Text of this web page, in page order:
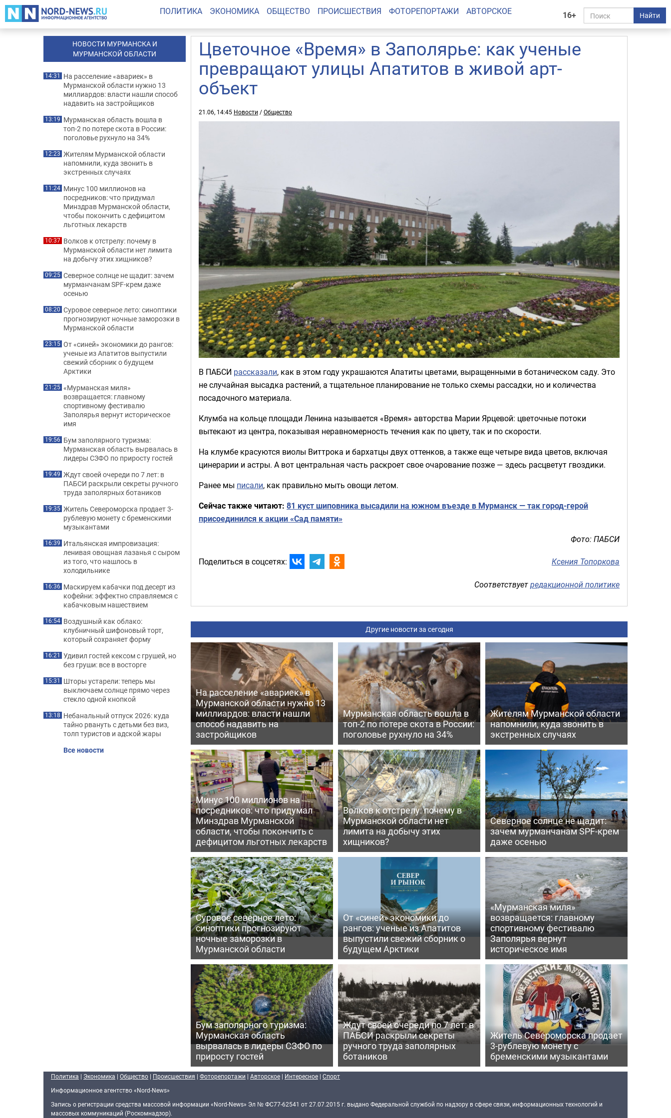
16+ Найти
ПОЛИТИКА ЭКОНОМИКА ОБЩЕСТВО ПРОИСШЕСТВИЯ ФОТОРЕПОРТАЖИ АВТОРСКОЕ
Цветочное «Время» в Заполярье: как ученые
превращают улицы Апатитов в живой арт-
объект
21.06, 14:45 Новости /Общество
В ПАБСИ рассказали, как в этом году украшаются Апатиты цветами, выращенными в ботаническом саду. Это
не случайная высадка растений, а тщательное планирование не только схемы рассадки, но и количества
посадочного материала.
Клумба на кольце площади Ленина называется «Время» авторства Марии Ярцевой: цветочные потоки
вытекают из центра, показывая неравномерность течения как по цвету, так и по скорости.
На клумбе красуются виолы Виттрока и бархатцы двух оттенков, а также еще четыре вида цветов, включая
цинерарии и астры. А вот центральная часть раскроет свое очарование позже — здесь расцветут гвоздики.
Ранее мы писали, как правильно мыть овощи летом.
Сейчас также читают: 81 куст шиповника высадили на южном въезде в Мурманск — так город-герой
присоединился к акции «Сад памяти»
Фото: ПАБСИ
Поделиться в соцсетях: Ксения Топоркова
Соответствуетредакционной политике
Другие новости за сегодня
На расселение «авариек» в
Мурманской области нужно 13
миллиардов: власти нашли
способ надавить на
застройщиков
Мурманская область вошла в
топ-2 по потере скота в России:
поголовье рухнуло на 34%
Жителям Мурманской области
напомнили, куда звонить в
экстренных случаях
Минус 100 миллионов на
посредников: что придумал
Минздрав Мурманской
области, чтобы покончить с
дефицитом льготных лекарств
Волков к отстрелу: почему в
Мурманской области нет
лимита на добычу этих
хищников?
Северное солнце не щадит:
зачем мурманчанам SPF-крем
даже осенью
Суровое северное лето:
синоптики прогнозируют
ночные заморозки в
Мурманской области
От «синей» экономики до
рангов: ученые из Апатитов
выпустили свежий сборник о
будущем Арктики
«Мурманская миля»
возвращается: главному
спортивному фестивалю
Заполярья вернут
историческое имя
Бум заполярного туризма:
Мурманская область
вырвалась в лидеры СЗФО по
приросту гостей
Ждут своей очереди по 7 лет: в
ПАБСИ раскрыли секреты
ручного труда заполярных
ботаников
Житель Североморска продает
3-рублевую монету с
бременскими музыкантами
НОВОСТИ МУРМАНСКА И
МУРМАНСКОЙ ОБЛАСТИ
14:31 На расселение «авариек» в
Мурманской области нужно 13
миллиардов: власти нашли способ
надавить на застройщиков
13:19 Мурманская область вошла в
топ-2 по потере скота в России:
поголовье рухнуло на 34%
12:23 Жителям Мурманской области
напомнили, куда звонить в
экстренных случаях
11:24 Минус 100 миллионов на
посредников: что придумал
Минздрав Мурманской области,
чтобы покончить с дефицитом
льготных лекарств
10:37 Волков к отстрелу: почему в
Мурманской области нет лимита
на добычу этих хищников?
09:25 Северное солнце не щадит: зачем
мурманчанам SPF-крем даже
осенью
08:20 Суровое северное лето: синоптики
прогнозируют ночные заморозки в
Мурманской области
23:15 От «синей» экономики до рангов:
ученые из Апатитов выпустили
свежий сборник о будущем
Арктики
21:25 «Мурманская миля»
возвращается: главному
спортивному фестивалю
Заполярья вернут историческое
имя
19:56 Бум заполярного туризма:
Мурманская область вырвалась в
лидеры СЗФО по приросту гостей
19:49 Ждут своей очереди по 7 лет: в
ПАБСИ раскрыли секреты ручного
труда заполярных ботаников
19:35 Житель Североморска продает 3-
рублевую монету с бременскими
музыкантами
16:39 Итальянская импровизация:
ленивая овощная лазанья с сыром
из того, что нашлось в
холодильнике
16:36 Маскируем кабачки под десерт из
кофейни: эффектно справляемся с
кабачковым нашествием
16:54 Воздушный как облако:
клубничный шифоновый торт,
который сохраняет форму
16:21 Удивил гостей кексом с грушей, но
без груши: все в восторге
15:31 Шторы устарели: теперь мы
выключаем солнце прямо через
стекло одной кнопкой
13:18 Небанальный отпуск 2026: куда
тайно рвануть с детьми без виз,
толп туристов и адской жары
Все новости
Политика | Экономика | Общество | Происшествия | Фоторепортажи | Авторское | Интересное | Спорт
Информационное агентство «Nord-News»
Запись о регистрации средства массовой информации «Nord-News» Эл № ФС77-62541 от 27.07.2015 г. выдано Федеральной службой по надзору в сфере связи, информационных технологий и
массовых коммуникаций (Роскомнадзор).